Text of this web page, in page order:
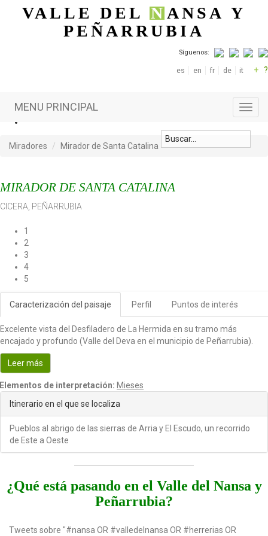
Pasar al contenido principal
VALLE DELNANSA Y
PEÑARRUBIA
Síguenos:
es en fr de it + ?
MENU PRINCIPAL
Miradores Mirador de Santa Catalina
MIRADOR DE SANTA CATALINA
CICERA, PEÑARRUBIA
1
2
3
4
5
Caracterización del paisaje Perfil Puntos de interés
Excelente vista del Desfiladero de La Hermida en su tramo más
encajado y profundo (Valle del Deva en el municipio de Peñarrubia).
Leer más
Elementos de interpretación: Mieses
Itinerario en el que se localiza
Pueblos al abrigo de las sierras de Arria y El Escudo, un recorrido
de Este a Oeste
¿Qué está pasando en el Valle del Nansa y
Peñarrubia?
Tweets sobre "#nansa OR #valledelnansa OR #herrerias OR